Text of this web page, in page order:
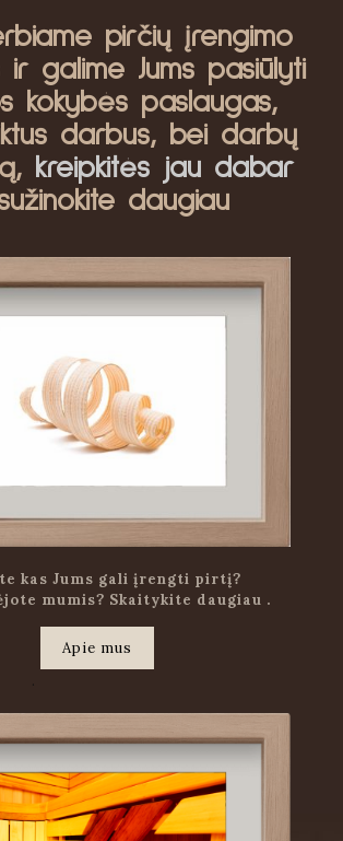
pirčių įrengimo
ir galime Jums pasiūlyti
kokybės paslaugas,
darbus, bei darbų
kreipkitės jau dabar
daugiau
kas Jums gali įrengti pirtį?
mumis? Skaitykite daugiau .
.
Apie mus